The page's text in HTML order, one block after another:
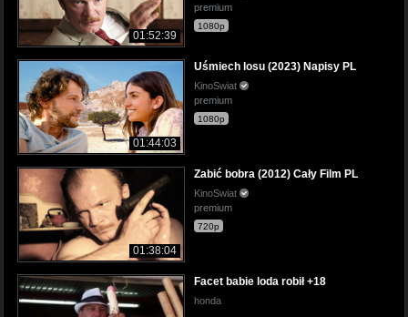
01:52:39
premium
1080p
01:44:03
Uśmiech losu (2023) Napisy PL
KinoSwiat
premium
1080p
01:38:04
Zabić bobra (2012) Cały Film PL
KinoSwiat
premium
720p
Facet babie loda robił +18
honda